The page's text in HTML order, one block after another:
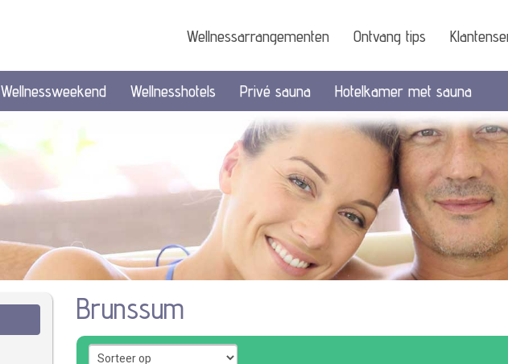
Wellnessarrangementen Ontvang tips
Wellnessweekend Wellnesshotels Privé sauna Hotelkamer met sauna
Brunssum